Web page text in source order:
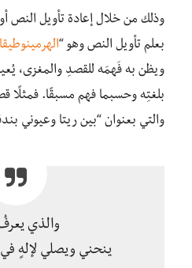
وذلك من خلال إعادة تأويل النص
بعلم تأويل النص وهو “الهرمينوطيقا
ويظن به فَهمَه للقصدِ والمغزى،
بلغتِه وحسبما فهم مسبقًا. فمثلًا
والتي بعنوان “بين ريتا وعيوني
والذي
ينحني ويصلي لإلهٍ في